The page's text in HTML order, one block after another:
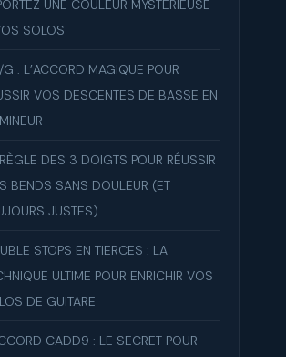
UNE COULEUR MYSTÉRIEUSE
SOLOS
: L’ACCORD MAGIQUE POUR
VOS DESCENTES DE BASSE EN
DES 3 DOIGTS POUR RÉUSSIR
BENDS SANS DOULEUR (ET
JUSTES)
STOPS EN TIERCES : LA
ULTIME POUR ENRICHIR VOS
DE GUITARE
CADD9 : LE SECRET POUR